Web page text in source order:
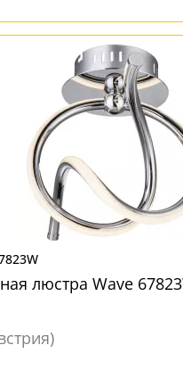
люстра Wave